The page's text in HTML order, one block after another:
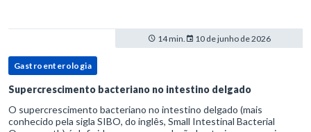
14 min. 10 de junho de 2026
Gastroenterologia
Supercrescimento bacteriano no intestino delgado
O supercrescimento bacteriano no intestino delgado (mais
conhecido pela sigla SIBO, do inglês, Small Intestinal Bacterial